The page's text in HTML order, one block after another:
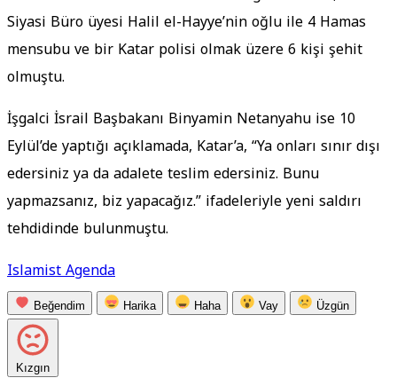
Siyasi Büro üyesi Halil el-Hayye’nin oğlu ile 4 Hamas
mensubu ve bir Katar polisi olmak üzere 6 kişi şehit
olmuştu.
İşgalci İsrail Başbakanı Binyamin Netanyahu ise 10
Eylül’de yaptığı açıklamada, Katar’a, “Ya onları sınır dışı
edersiniz ya da adalete teslim edersiniz. Bunu
yapmazsanız, biz yapacağız.” ifadeleriyle yeni saldırı
tehdidinde bulunmuştu.
Islamist Agenda
Beğendim Harika Haha Vay Üzgün
Kızgın